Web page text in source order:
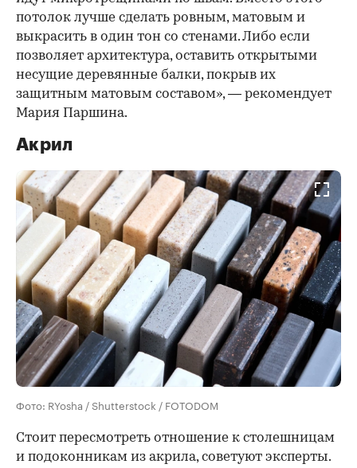
потолок лучше сделать ровным, матовым и
выкрасить в один тон со стенами. Либо если
позволяет архитектура, оставить открытыми
несущие деревянные балки, покрыв их
защитным матовым составом», — рекомендует
Мария Паршина.
Акрил
Фото: RYosha / Shutterstock / FOTODOM
Стоит пересмотреть отношение к столешницам
и подоконникам из акрила, советуют эксперты.